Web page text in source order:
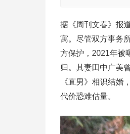
据《周刊文春》报
寓。尽管双方事务
方保护，2021年被
归。其妻田中广美
《直男》相识结婚
代价恐难估量。